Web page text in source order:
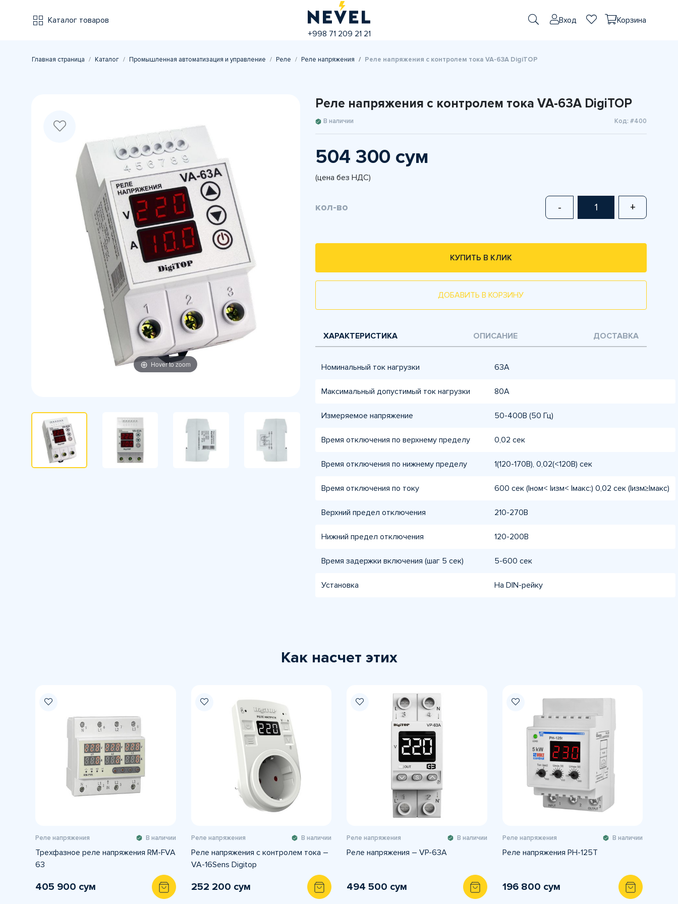
Каталог товаров
+998 71 209 21 21
Вход Корзина
Главная страница Каталог Промышленная автоматизация и управление Реле Реле напряжения Реле напряжения с контролем тока VA-63A DigiTOP
Hover to zoom
Реле напряжения с контролем тока VA-63A DigiTOP
В наличии Код: #400
504 300 сум
(цена без НДС)
кол-во - +
КУПИТЬ В КЛИК
ДОБАВИТЬ В КОРЗИНУ
ХАРАКТЕРИСТИКА ОПИСАНИЕ ДОСТАВКА
Номинальный ток нагрузки 63A
Максимальный допустимый ток нагрузки 80A
Измеряемое напряжение 50-400В (50 Гц)
Время отключения по верхнему пределу 0,02 сек
Время отключения по нижнему пределу 1(120-170В), 0,02(<120В) сек
Время отключения по току 600 сек (Iном< Iизм< Iмакс:) 0,02 сек (Iизм≥Iмакс)
Верхний предел отключения 210-270В
Нижний предел отключения 120-200В
Время задержки включения (шаг 5 сек) 5-600 сек
Установка На DIN-рейку
Как насчет этих
Реле напряжения В наличии
Трехфазное реле напряжения RM-FVA
63
405 900 сум
Реле напряжения В наличии
Реле напряжения с контролем тока –
VA-16Sens Digitop
252 200 сум
Реле напряжения В наличии
Реле напряжения – VP-63A
494 500 сум
Реле напряжения В наличии
Реле напряжения РН-125Т
196 800 сум